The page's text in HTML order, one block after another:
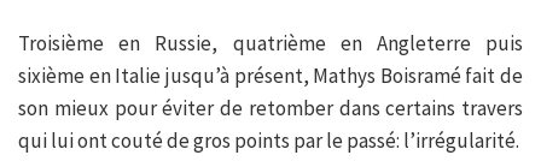
Troisième en Russie, quatrième en Angleterre puis
sixième en Italie jusqu’à présent, Mathys Boisramé fait de
son mieux pour éviter de retomber dans certains travers
qui lui ont couté de gros points par le passé: l’irrégularité.